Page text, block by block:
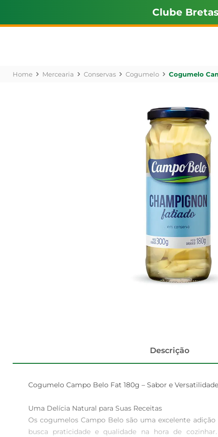
Clube Bretas
Mercearia Conservas Cogumelo Cogumelo
Descrição
Cogumelo Campo Belo Fat 180g – Sabor e
Uma Delícia Natural para Suas Receitas
Os cogumelos Campo Belo são uma excelente
busca praticidade e qualidade na hora de